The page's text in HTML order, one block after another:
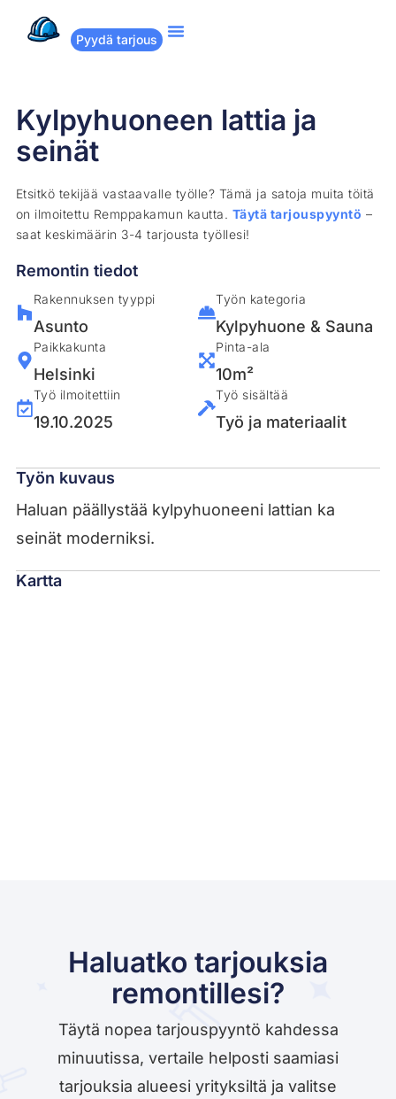
Pyydä tarjous
Kylpyhuoneen lattia ja
seinät
Etsitkö tekijää vastaavalle työlle? Tämä ja satoja muita töitä
on ilmoitettu Remppakamun kautta. Täytä tarjouspyyntö –
saat keskimäärin 3-4 tarjousta työllesi!
Remontin tiedot
Rakennuksen tyyppi
Asunto
Paikkakunta
Helsinki
Työ ilmoitettiin
19.10.2025
Työn kategoria
Kylpyhuone & Sauna
Pinta-ala
10m²
Työ sisältää
Työ ja materiaalit
Työn kuvaus
Haluan päällystää kylpyhuoneeni lattian ka
seinät moderniksi.
Kartta
Haluatko tarjouksia
remontillesi?
Täytä nopea tarjouspyyntö kahdessa
minuutissa, vertaile helposti saamiasi
tarjouksia alueesi yrityksiltä ja valitse